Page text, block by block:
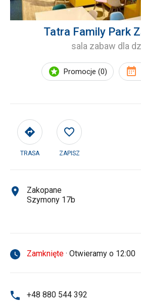
Tatra Family Park
sala zabaw dla
Promocje (0)
TRASA ZAPISZ
Zakopane
Szymony 17b
Zamknięte · Otwieramy o 12:00
+48 880 544 392